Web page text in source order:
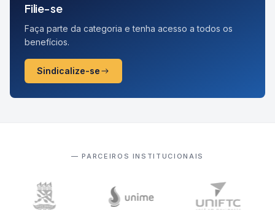
Filie-se
Faça parte da categoria e tenha acesso a todos os
benefícios.
Sindicalize-se
— PARCEIROS INSTITUCIONAIS